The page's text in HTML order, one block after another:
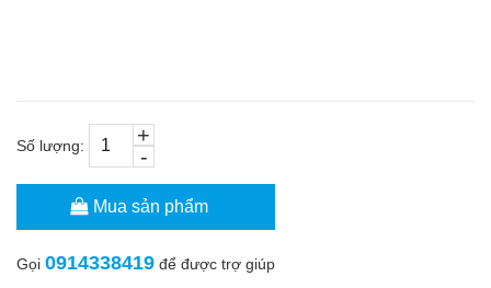
Số lượng: -
+
Mua sản phẩm
Gọi 0914338419 để được trợ giúp